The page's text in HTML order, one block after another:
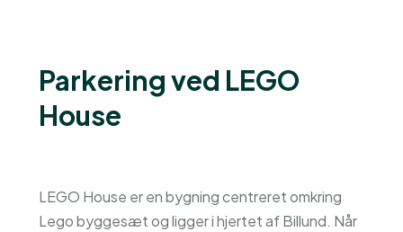
Parkering ved LEGO
House
LEGO House er en bygning centreret omkring
Lego byggesæt og ligger i hjertet af Billund. Når